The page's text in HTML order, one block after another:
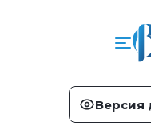
Версия